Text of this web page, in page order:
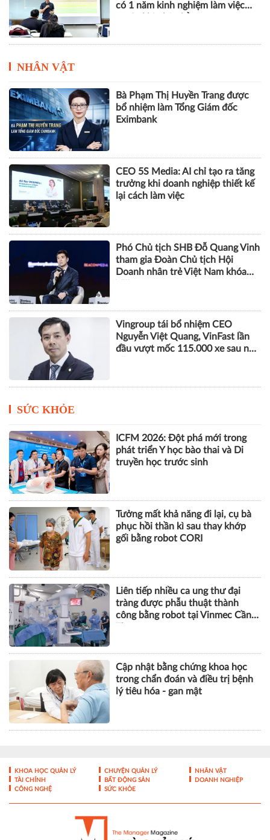
có 1 năm kinh nghiệm làm việc
NHÂN VẬT
Bà Phạm Thị Huyền Trang được
bổ nhiệm làm Tổng Giám đốc
Eximbank
CEO 5S Media: AI chỉ tạo ra tăng
trưởng khi doanh nghiệp thiết kế
lại cách làm việc
Phó Chủ tịch SHB Đỗ Quang Vinh
tham gia Đoàn Chủ tịch Hội
Doanh nhân trẻ Việt Nam khóa
Vingroup tái bổ nhiệm CEO
Nguyễn Việt Quang, VinFast lần
đầu vượt mốc 115.000 xe sau nửa
SỨC KHỎE
ICFM 2026: Đột phá mới trong
phát triển Y học bào thai và Di
truyền học trước sinh
Tưởng mất khả năng đi lại, cụ bà
phục hồi thần kì sau thay khớp
gối bằng robot CORI
Liên tiếp nhiều ca ung thư đại
tràng được phẫu thuật thành
công bằng robot tại Vinmec Cần
Cập nhật bằng chứng khoa học
trong chẩn đoán và điều trị bệnh
lý tiêu hóa - gan mật
KHOA HỌC QUẢN LÝ CHUYỆN QUẢN LÝ
NHÂN VẬT
TÀI CHÍNH
BẤT ĐỘNG SẢN
DOANH NGHIỆP
CÔNG NGHỆ
SỨC KHỎE